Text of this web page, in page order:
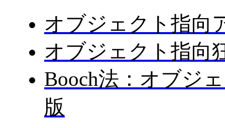
オブジェクト指向
オブジェクト指向
Booch法：オブジ
版